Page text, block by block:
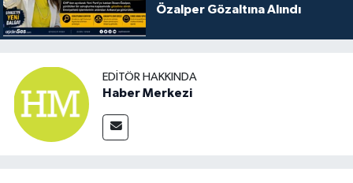
Özalper Gözaltına Alındı
EDITÖR HAKKINDA
Haber Merkezi